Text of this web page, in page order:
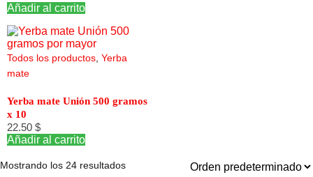
Añadir al carrito
Todos los productos Yerba
mate
Yerba mate Unión 500 gramos
x 10
22.50 $
Añadir al carrito
Mostrando los 24 resultados